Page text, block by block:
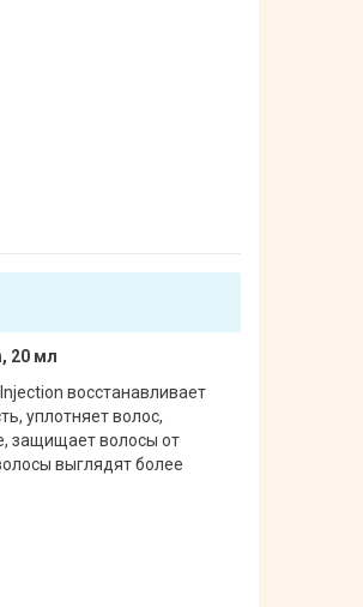
20 мл
восстанавливает
уплотняет волос,
защищает волосы от
выглядят более